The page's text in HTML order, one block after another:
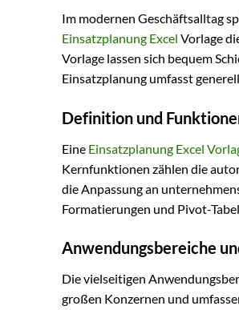
Im modernen Geschäftsalltag
Einsatzplanung Excel Vorlage
Vorlage lassen sich bequem
Einsatzplanung umfasst
Definition und
Eine Einsatzplanung Excel
Kernfunktionen zählen die
die Anpassung an
Formatierungen und Pivot-
Anwendungsbereiche
Die vielseitigen
großen Konzernen und